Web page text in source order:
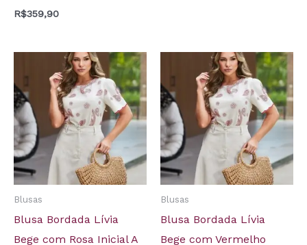
R$359,90
Blusas
Blusa Bordada Lívia
Bege com Rosa Inicial A
Blusas
Blusa Bordada Lívia
Bege com Vermelho